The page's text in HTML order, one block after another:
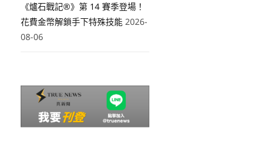
《爐石戰記®》第 14 賽季登場！
花費金幣解鎖手下特殊技能 2026-
08-06